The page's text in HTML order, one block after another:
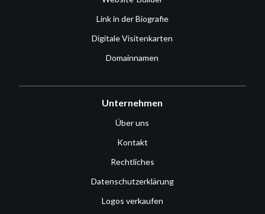
Link in der Biografie
Digitale Visitenkarten
Domainnamen
Unternehmen
Über uns
Kontakt
Rechtliches
Datenschutzerklärung
Logos verkaufen